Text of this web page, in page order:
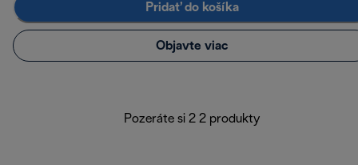
Pridať do košíka
Objavte viac
Pozeráte si 2 2 produkty